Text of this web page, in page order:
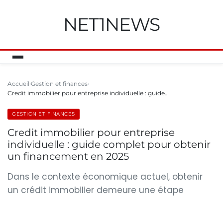
NET1NEWS
Accueil Gestion et finances
Credit immobilier pour entreprise individuelle : guide…
GESTION ET FINANCES
Credit immobilier pour entreprise
individuelle : guide complet pour obtenir
un financement en 2025
Dans le contexte économique actuel, obtenir
un crédit immobilier demeure une étape